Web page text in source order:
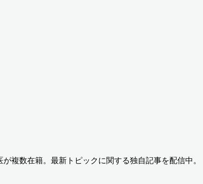
複数在籍。最新トピックに関する独自記事を配信中。